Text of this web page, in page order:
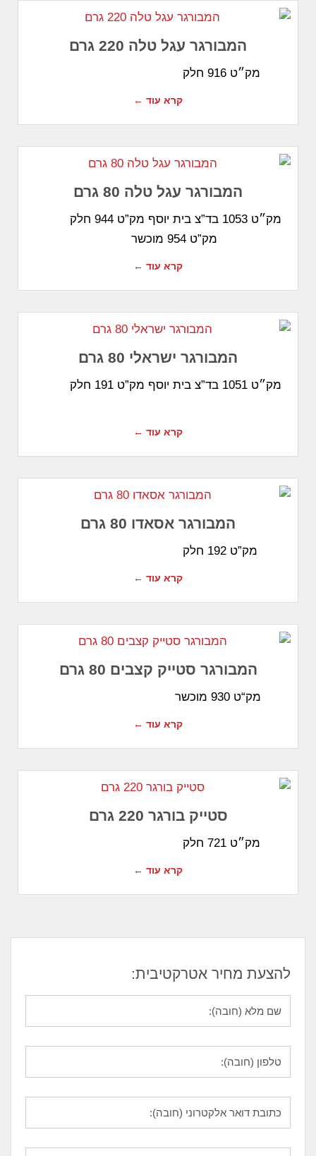
המבורגר עגל טלה 220 גרם
מק״ט 916 חלק
קרא עוד ←
המבורגר עגל טלה 80 גרם
מק״ט 1053 בד”צ בית יוסף מק”ט 944 חלק
מק”ט 954 מוכשר
קרא עוד ←
המבורגר ישראלי 80 גרם
מק״ט 1051 בד”צ בית יוסף מק”ט 191 חלק
קרא עוד ←
המבורגר אסאדו 80 גרם
מק”ט 192 חלק
קרא עוד ←
המבורגר סטייק קצבים 80 גרם
מק“ט 930 מוכשר
קרא עוד ←
סטייק בורגר 220 גרם
מק״ט 721 חלק
קרא עוד ←
להצעת מחיר אטרקטיבית: